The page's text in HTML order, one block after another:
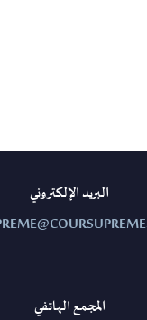
البريد الإلكتروني
المجمع الهاتفي